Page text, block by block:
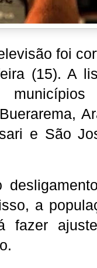
foi
(15). A
e São
a
fazer